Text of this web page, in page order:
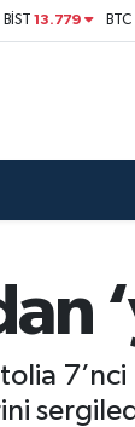
BİST13.779 BTC